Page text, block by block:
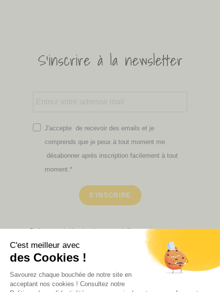
S'inscrire à la newsletter
J'accepte de recevoir des emails et je
comprends que je peux à tout moment me
désabonner après inscription facilement à tout
moment.
S'INSCRIRE
Retrouvez ici toutes les newsletters que vous avez
VOIR NOS PARTENAIRES